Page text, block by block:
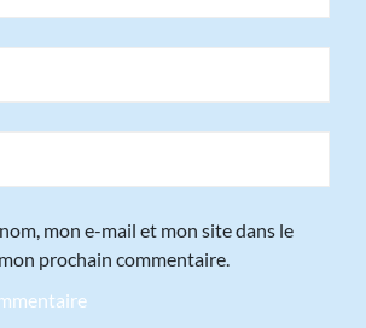
mon e-mail et mon site dans le
prochain commentaire.